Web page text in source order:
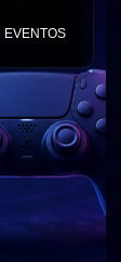
EVENTOS